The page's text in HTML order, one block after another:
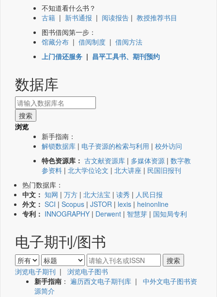
不知道看什么书？
古籍 | 新书通报 | 阅读报告 | 教授推荐书目
图书借阅第一步：
馆藏分布 | 借阅制度 | 借阅方法
上门借还服务 | 昌平工具书、期刊预约
数据库
浏览
新手指南：
解锁数据库 | 电子资源的检索与利用 | 校外访问
特色资源库： 古文献资源库 | 多媒体资源 | 数字教
参资料 | 北大学位论文 | 北大讲座 | 民国旧报刊
热门数据库：
中文： 知网 | 万方 | 北大法宝 | 读秀 | 人民日报
外文： SCI | Scopus | JSTOR | lexis | heinonline
专利： INNOGRAPHY | Derwent | 智慧芽 | 国知局专利
电子期刊/图书
浏览电子期刊 | 浏览电子图书
新手指南 ： 遍历西文电子期刊库 | 中外文电子图书资
源简介